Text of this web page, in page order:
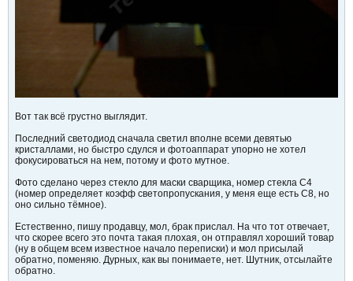
Вот так всё грустно выглядит.
Последний светодиод сначала светил вполне всеми девятью
кристаллами, но быстро сдулся и фотоаппарат упорно не хотел
фокусироваться на нем, потому и фото мутное.
Фото сделано через стекло для маски сварщика, номер стекла С4
(номер определяет коэфф светопропускания, у меня еще есть С8, но
оно сильно тёмное).
Естественно, пишу продавцу, мол, брак прислал. На что тот отвечает,
что скорее всего это почта такая плохая, он отправлял хороший товар
(ну в общем всем известное начало переписки) и мол присылай
обратно, поменяю. Дурных, как вы понимаете, нет. Шутник, отсылайте
обратно.